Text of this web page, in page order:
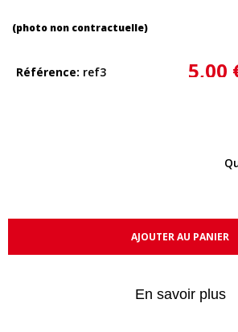
(photo non contractuelle)
Référence ref3 5,00
AJOUTER AU PANIER
En savoir plus